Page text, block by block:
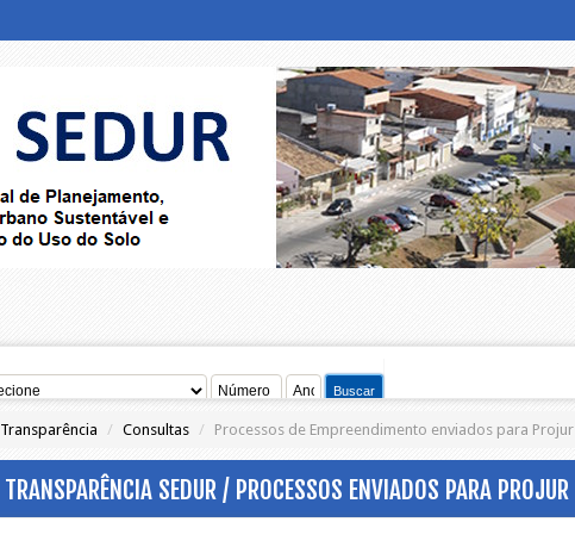
Transparência / Consultas / Processos de Empreendimento enviados para Projur
TRANSPARÊNCIA SEDUR / PROCESSOS ENVIADOS PARA PROJUR